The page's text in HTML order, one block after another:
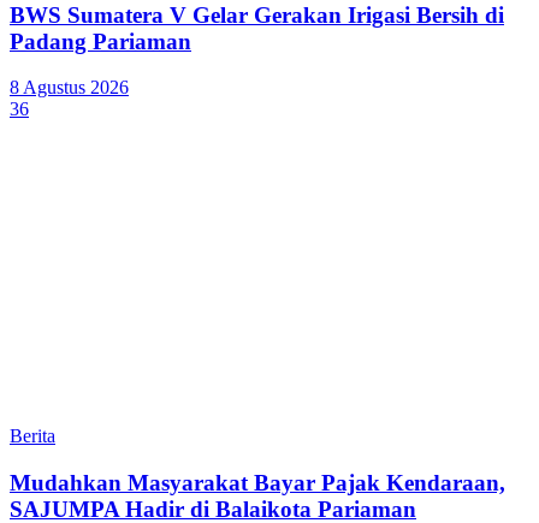
BWS Sumatera V Gelar Gerakan Irigasi Bersih di
Padang Pariaman
8 Agustus 2026
36
Berita
Mudahkan Masyarakat Bayar Pajak Kendaraan,
SAJUMPA Hadir di Balaikota Pariaman